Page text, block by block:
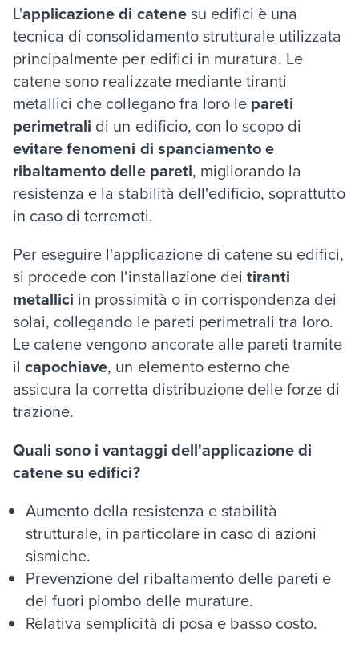
L'applicazione di catenesu edifici è una
tecnica di consolidamento strutturale utilizzata
principalmente per edifici in muratura. Le
catene sono realizzate mediante tiranti
metallici che collegano fra loro le pareti
perimetrali di un edificio, con lo scopo di
evitare fenomeni di spanciamento e
ribaltamento delle pareti, migliorando la
resistenza e la stabilità dell'edificio, soprattutto
in caso di terremoti.
Per eseguire l'applicazione di catene su edifici,
si procede con l'installazione deitiranti
metallici in prossimità o in corrispondenza dei
solai, collegando le pareti perimetrali tra loro.
Le catene vengono ancorate alle pareti tramite
ilcapochiave, un elemento esterno che
assicura la corretta distribuzione delle forze di
trazione.
Quali sono i vantaggi dell'applicazione di
catene su edifici?
Aumento della resistenza e stabilità
strutturale, in particolare in caso di azioni
sismiche.
Prevenzione del ribaltamento delle pareti e
del fuori piombo delle murature.
Relativa semplicità di posa e basso costo.